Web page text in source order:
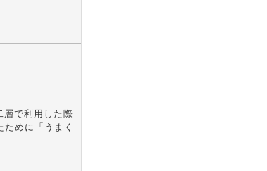
で利用した際
めに「うまく